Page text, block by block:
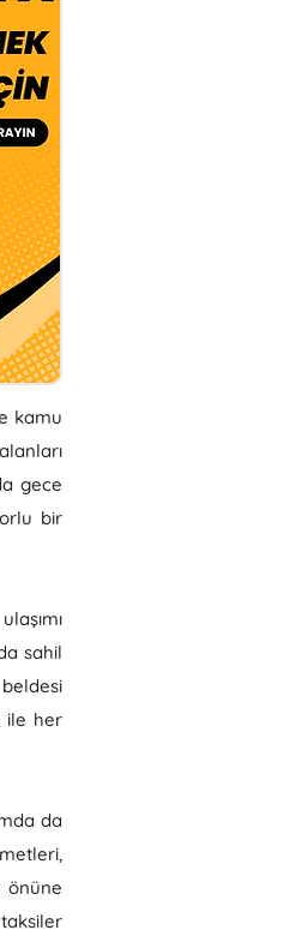
kamu
gece
bir
sahil
ile her
da
önüne